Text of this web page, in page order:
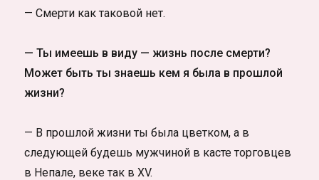
— Смерти как таковой нет.
— Ты имеешь в виду — жизнь после смерти?
Может быть ты знаешь кем я была в прошлой
жизни?
— В прошлой жизни ты была цветком, а в
следующей будешь мужчиной в касте торговцев
в Непале, веке так в XV.